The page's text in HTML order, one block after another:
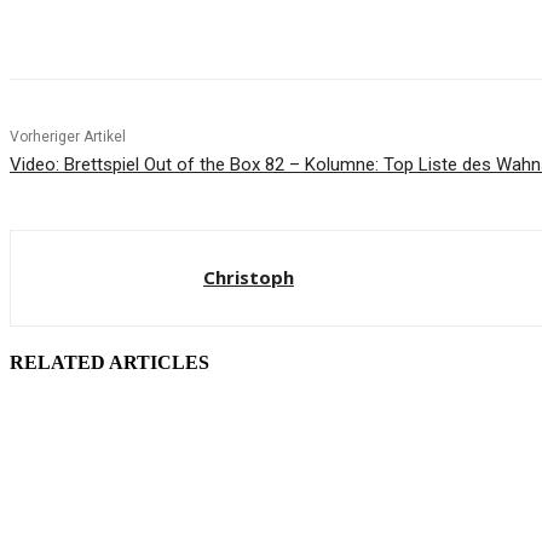
Vorheriger Artikel
Video: Brettspiel Out of the Box 82 – Kolumne: Top Liste des
Christoph
RELATED ARTICLES